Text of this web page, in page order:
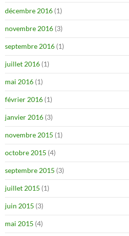
décembre 2016 (1)
novembre 2016 (3)
septembre 2016 (1)
juillet 2016 (1)
mai 2016 (1)
février 2016 (1)
janvier 2016 (3)
novembre 2015 (1)
octobre 2015 (4)
septembre 2015 (3)
juillet 2015 (1)
juin 2015 (3)
mai 2015 (4)